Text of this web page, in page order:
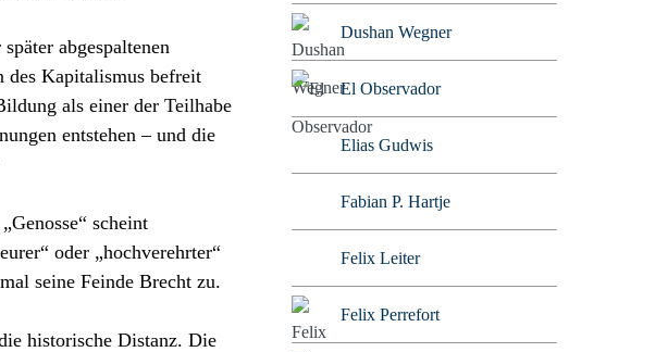
abgespaltenen
des Kapitalismus befreit
als einer der Teilhabe
entstehen – und die
scheint
oder „hochverehrter“
seine Feinde Brecht zu.
historische Distanz. Die
Dushan Wegner
El Observador
Elias Gudwis
Fabian P. Hartje
Felix Leiter
Felix Perrefort